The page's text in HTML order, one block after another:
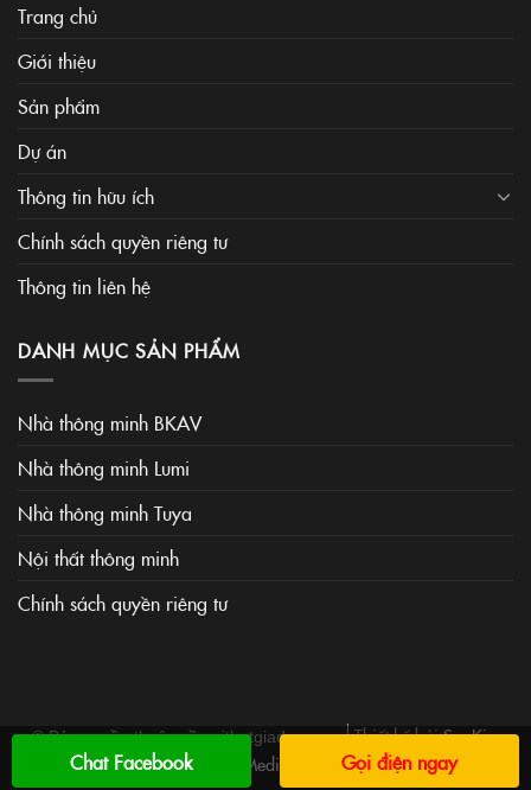
Trang chủ
Giới thiệu
Sản phẩm
Dự án
Thông tin hữu ích
Chính sách quyền riêng tư
Thông tin liên hệ
DANH MỤC SẢN PHẨM
Nhà thông minh BKAV
Nhà thông minh Lumi
Nhà thông minh Tuya
Nội thất thông minh
Chính sách quyền riêng tư
© Bản quyền thuộc về noithatgiadung.vn Thiết kế bởiSaoKim
Media
Chat Facebook Gọi điện ngay